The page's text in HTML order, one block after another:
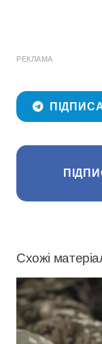
РЕКЛАМА
Схожі